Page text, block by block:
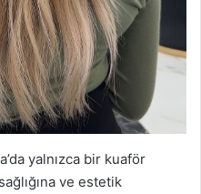
yalnızca bir kuaför
ve estetik